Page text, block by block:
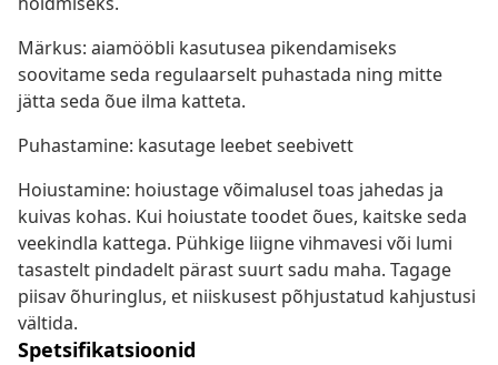
Märkus: aiamööbli kasutusea pikendamiseks
soovitame seda regulaarselt puhastada ning mitte
jätta seda õue ilma katteta.
Puhastamine: kasutage leebet seebivett
Hoiustamine: hoiustage võimalusel toas jahedas ja
kuivas kohas. Kui hoiustate toodet õues, kaitske seda
veekindla kattega. Pühkige liigne vihmavesi või lumi
tasastelt pindadelt pärast suurt sadu maha. Tagage
piisav õhuringlus, et niiskusest põhjustatud kahjustusi
vältida.
Spetsifikatsioonid